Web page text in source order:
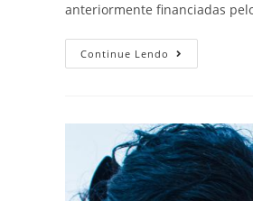
anteriormente financiadas
Continue Lendo